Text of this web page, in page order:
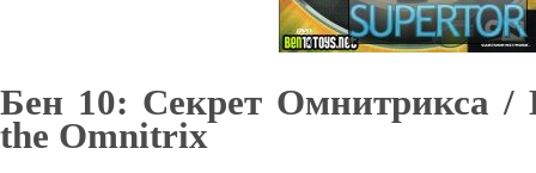
Бен 10: Cекрет Омнитрикса /
the Omnitrix